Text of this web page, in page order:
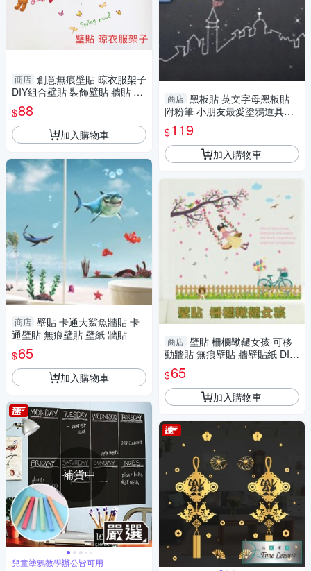
商店 創意無痕壁貼 晾衣服架子
DIY組合壁貼 裝飾壁貼 牆貼 背
景貼 壁貼紙
$88
加入購物車
商店 壁貼 卡通大鯊魚牆貼 卡
通壁貼 無痕壁貼 壁紙 牆貼
$65
加入購物車
補貨中
兒童塗鴉教學辦公皆可用
商店 黑板貼 英文字母黑板貼
附粉筆 小朋友最愛塗鴉道具黑
板壁貼
$119
加入購物車
商店 壁貼 柵欄鞦韆女孩 可移
動牆貼 無痕壁貼 牆壁貼紙 DIY
組合壁貼
$65
加入購物車